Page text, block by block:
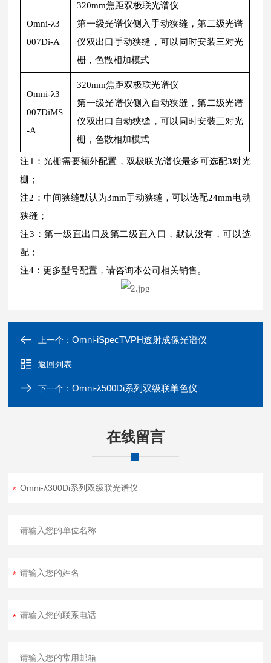
Omni-λ3
007Di-A
320mm焦距双极联光谱仪
第一级光谱仪侧入手动狭缝，第二级光谱
仪双出口手动狭缝，可以同时安装三对光
栅，色散相加模式
Omni-λ3
007DiMS
-A
320mm焦距双极联光谱仪
第一级光谱仪侧入自动狭缝，第二级光谱
仪双出口自动狭缝，可以同时安装三对光
栅，色散相加模式
注1：光栅需要额外配置，双极联光谱仪最多可选配3对光
栅；
注2：中间狭缝默认为3mm手动狭缝，可以选配24mm电动
狭缝；
注3：第一级直出口及第二级直入口，默认没有，可以选
配；
注4：更多型号配置，请咨询本公司相关销售。
上一个：Omni-iSpecTVPH透射成像光谱仪
返回列表
下一个：Omni-λ500Di系列双级联单色仪
在线留言